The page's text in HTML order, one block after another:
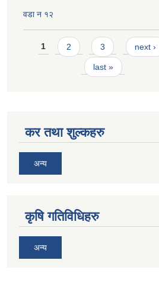
वडा न १२
Pages
1 2 3 next ›
last »
कर तथा शुल्कहरु
अन्य
कृषि गतिविधिहरु
अन्य